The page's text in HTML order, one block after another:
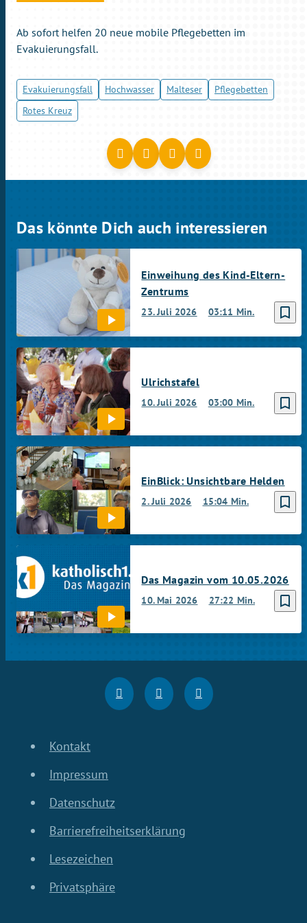
Ab sofort helfen 20 neue mobile Pflegebetten im
Evakuierungsfall.
Evakuierungsfall Hochwasser Malteser
Pflegebetten
Rotes Kreuz
Das könnte Dich auch interessieren
bookmark_border
23. Juli 2026 03:11 Min.
Einweihung des Kind-Eltern-
Zentrums
bookmark_border
10. Juli 2026 03:00 Min.
Ulrichstafel
bookmark_border
2. Juli 2026 15:04 Min.
EinBlick: Unsichtbare Helden
bookmark_border
10. Mai 2026 27:22 Min.
Das Magazin vom 10.05.2026
Kontakt
Impressum
Datenschutz
Barrierefreiheitserklärung
Lesezeichen
Privatsphäre